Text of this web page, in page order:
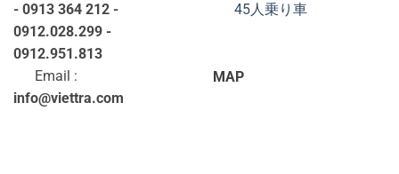
- 0913 364 212 -
0912.028.299 -
0912.951.813
Email :
info@viettra.com
45人乗り車
MAP